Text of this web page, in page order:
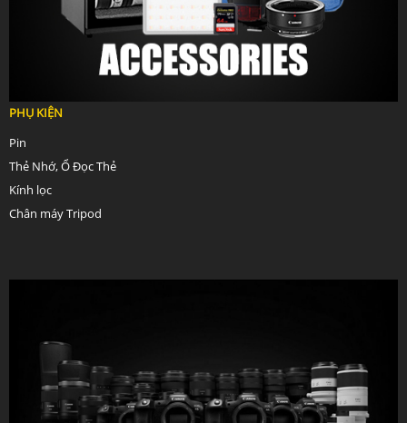
PHỤ KIỆN
Pin
Thẻ Nhớ, Ổ Đọc Thẻ
Kính lọc
Chân máy Tripod